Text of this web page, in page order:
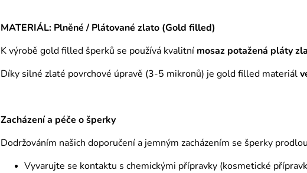
MATERIÁL: Plněné / Plátované zlato (Gold filled)
K výrobě gold filled šperků se používá kvalitní mosaz potažená pláty
Díky silné zlaté povrchové úpravě (3-5 mikronů) je gold filled materiál
Zacházení a péče o šperky
Dodržováním našich doporučení a jemným zacházením se šperky
Vyvarujte se kontaktu s chemickými přípravky (kosmetické